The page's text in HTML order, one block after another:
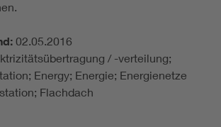
02.05.2016
/ -verteilung;
Energy; Energie; Energienetze
Flachdach